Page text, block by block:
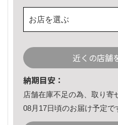
お店を選ぶ
近くの店舗
納期目安：
店舗在庫不足の為、取り寄
08月17日頃のお届け予定で